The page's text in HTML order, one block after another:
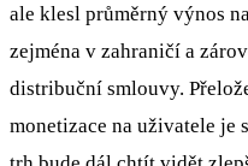
ale klesl průměrný výnos
zejména v zahraničí a
distribuční smlouvy.
monetizace na uživatele je